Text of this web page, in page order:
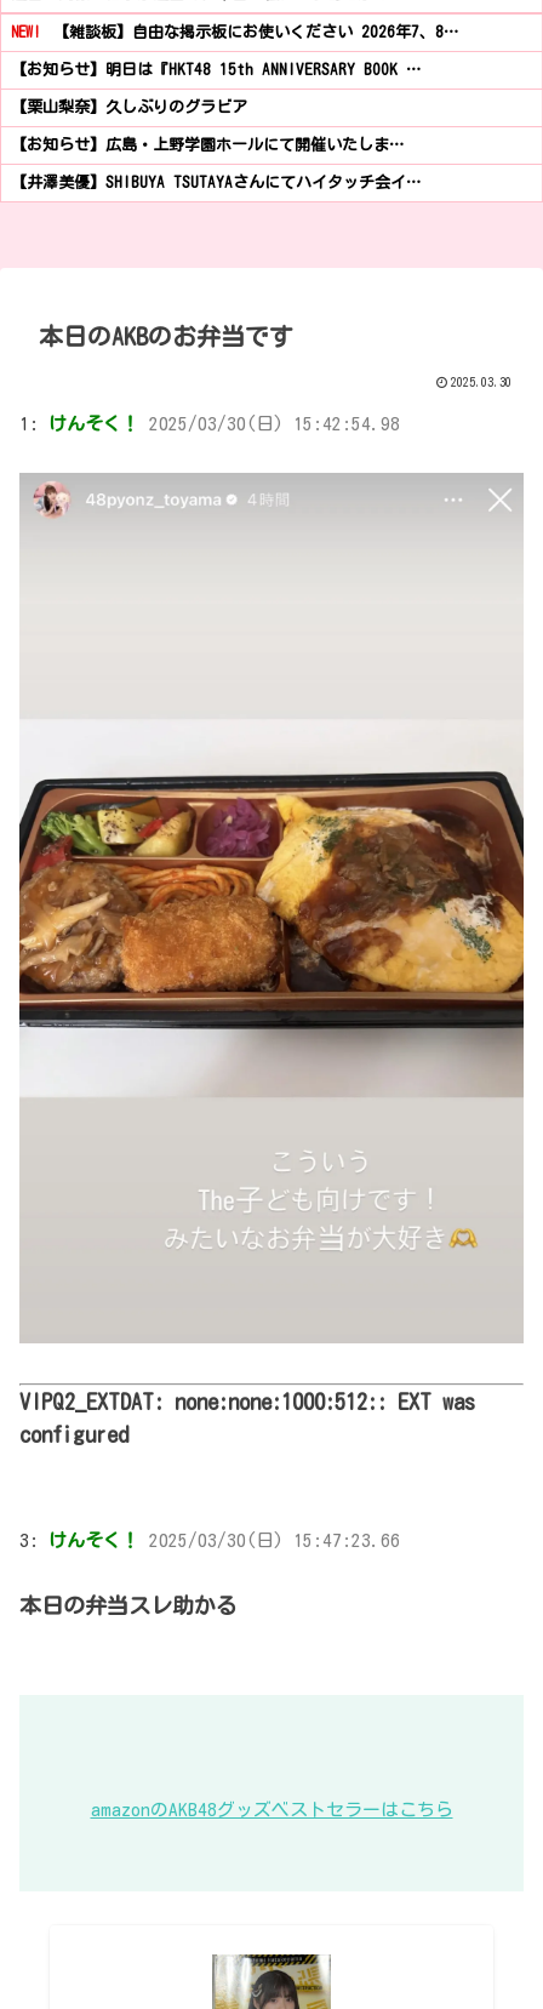
NEW! 【雑談板】自由な掲示板にお使いください 2026年7、8…
【お知らせ】明日は『HKT48 15th ANNIVERSARY BOOK …
【栗山梨奈】久しぶりのグラビア
【お知らせ】広島・上野学園ホールにて開催いたしま…
【井澤美優】SHIBUYA TSUTAYAさんにてハイタッチ会イ…
本日のAKBのお弁当です
2025.03.30
1: けんそく！ 2025/03/30(日) 15:42:54.98
VIPQ2_EXTDAT: none:none:1000:512:: EXT was
configured
3: けんそく！ 2025/03/30(日) 15:47:23.66
本日の弁当スレ助かる
amazonのAKB48グッズベストセラーはこちら